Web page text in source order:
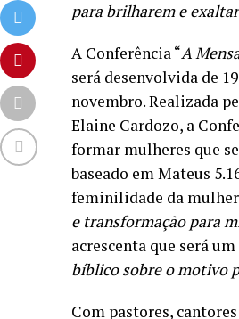
para brilharem e
A Conferência “A
será desenvolvida de
novembro. Realizada
Elaine Cardozo, a
formar mulheres que
baseado em Mateus
feminilidade da mulher
e transformação para
acrescenta que será um
bíblico sobre o motivo
Com pastores,